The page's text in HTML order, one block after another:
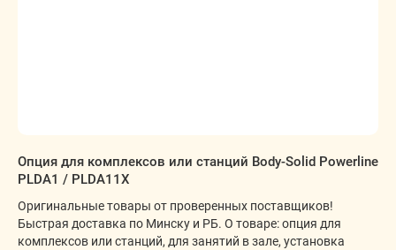
Опция для комплексов или станций Body-Solid Powerline
PLDA1 / PLDA11X
Оригинальные товары от проверенных поставщиков!
Быстрая доставка по Минску и РБ. О товаре: опция для
комплексов или станций, для занятий в зале, установка